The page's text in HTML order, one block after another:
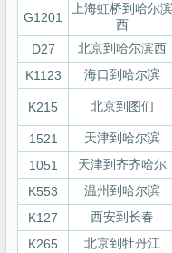
G1201
上海虹桥到哈尔滨
西
D27 北京到哈尔滨西
K1123
海口到哈尔滨
K215 北京到图们
1521
天津到哈尔滨
1051
天津到齐齐哈尔
K553
温州到哈尔滨
K127
西安到长春
K265
北京到牡丹江